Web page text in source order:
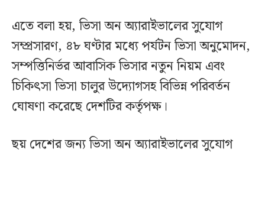
এতে বলা হয়, ভিসা অন অ্যারাইভালের সুযোগ
সম্প্রসারণ, ৪৮ ঘণ্টার মধ্যে পর্যটন ভিসা অনুমোদন,
সম্পত্তিনির্ভর আবাসিক ভিসার নতুন নিয়ম এবং
চিকিৎসা ভিসা চালুর উদ্যোগসহ বিভিন্ন পরিবর্তন
ঘোষণা করেছে দেশটির কর্তৃপক্ষ।
ছয় দেশের জন্য ভিসা অন অ্যারাইভালের সুযোগ